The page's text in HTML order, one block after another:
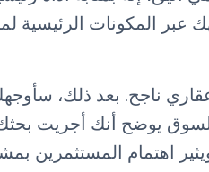
المكونات الرئيسية
ناجح. بعد ذلك،
يوضح أنك أجريت
اهتمام المستثمرين